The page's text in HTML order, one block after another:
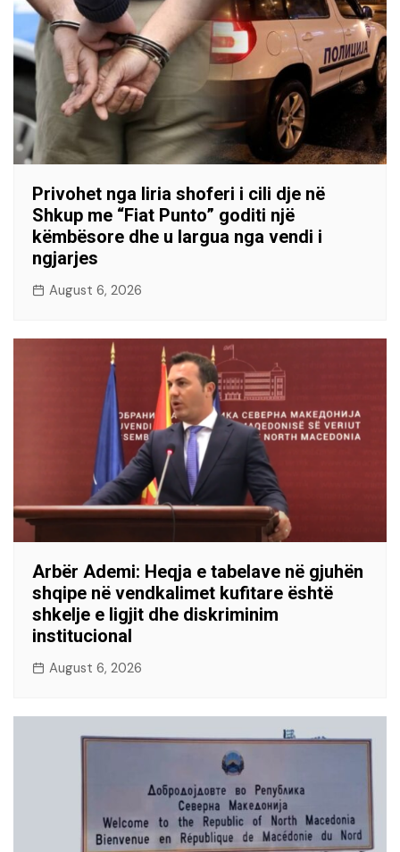
Privohet nga liria shoferi i cili dje në
Shkup me “Fiat Punto” goditi një
këmbësore dhe u largua nga vendi i
ngjarjes
August 6, 2026
Arbër Ademi: Heqja e tabelave në gjuhën
shqipe në vendkalimet kufitare është
shkelje e ligjit dhe diskriminim
institucional
August 6, 2026